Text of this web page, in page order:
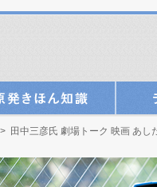
> 田中三彦氏 劇場トーク 映画 あ